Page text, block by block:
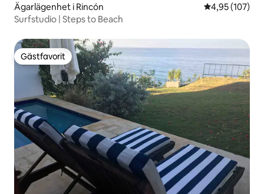
Ägarlägenhet i Rincón 4,95 av 5 i
4,95 (107)
Surfstudio | Steps to Beach
Gästfavorit
Gästfavorit